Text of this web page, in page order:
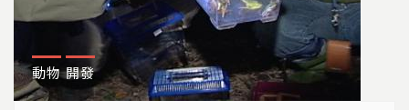
動物 開發